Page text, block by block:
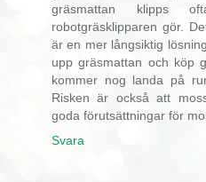
gräsmattan klipps
robotgräsklipparen gör.
är en mer långsiktig
upp gräsmattan och köp
kommer nog landa på
Risken är också att
goda förutsättningar för
Svara